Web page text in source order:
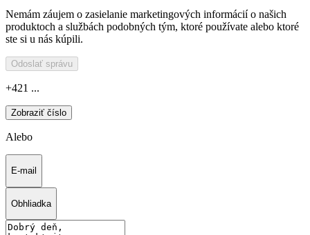
Nemám záujem o zasielanie marketingových informácií o našich
produktoch a službách podobných tým, ktoré používate alebo ktoré
ste si u nás kúpili.
Odoslať správu
+421 ...
Zobraziť číslo
Alebo
E-mail
Obhliadka